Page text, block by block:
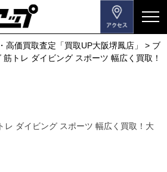
メ
ニ
ュ
ー
す
高価買取査定「買取UP大阪堺鳳店」 > ブ
トレ ダイビング スポーツ 幅広く買取！
レ ダイビング スポーツ 幅広く買取！大